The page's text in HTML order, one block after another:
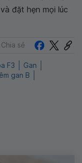
đặt hẹn mọi lúc
Chia sẻ
F3
Gan
gan B